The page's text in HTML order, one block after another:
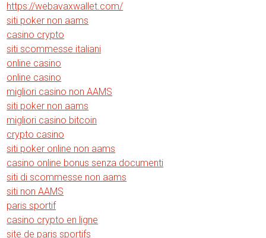
https://webavaxwallet.com/
siti poker non aams
casino crypto
siti scommesse italiani
online casino
online casino
migliori casino non AAMS
siti poker non aams
migliori casino bitcoin
crypto casino
siti poker online non aams
casino online bonus senza documenti
siti di scommesse non aams
siti non AAMS
paris sportif
casino crypto en ligne
site de paris sportifs